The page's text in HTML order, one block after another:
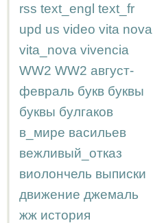
rss text_engl text_fr
upd us video vita nova
vita_nova vivencia
WW2 WW2 август-
февраль букв буквы
буквы булгаков
в_мире васильев
вежливый_отказ
виолончель выписки
движение джемаль
жж история